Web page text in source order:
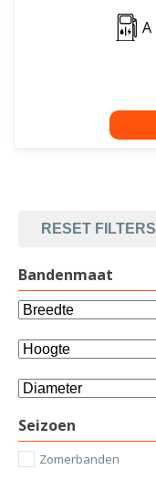
A
RESET FILTERS
Bandenmaat
Seizoen
Zomerbanden